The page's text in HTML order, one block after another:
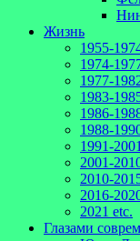
Жизнь
1955-
1974-
1977-
1983-
1986-
1988-
1991-2001
2001-
2010-
2016-
2021 etc.
Глазами